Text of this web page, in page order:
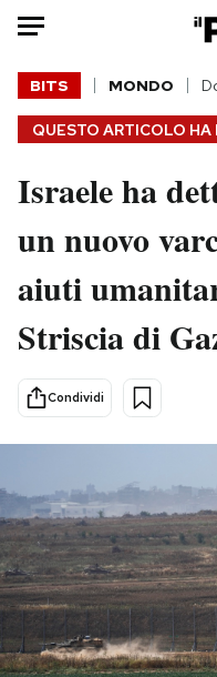
HOME
Italia
Politica
Tecnologia
Scienza
Cultura
Economia
Sport
PODCAST
NEWSLETTER
QUESTO ARTICOLO HA
BITS MONDO
Israele ha
un nuovo
aiuti
Striscia di
Condividi